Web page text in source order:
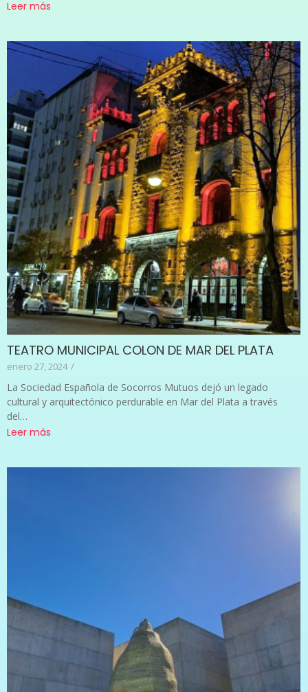
Leer más
TEATRO MUNICIPAL COLON DE MAR DEL PLATA
enero 27, 2024 /
La Sociedad Española de Socorros Mutuos dejó un legado
cultural y arquitectónico perdurable en Mar del Plata a través
del…
Leer más